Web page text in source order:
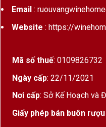
Email :
Website : https://
Mã số thuế: 0109826732
Ngày cấp: 22/11/2021
Nơi cấp: Sở Kế Hoạch và
Giấy phép bán buôn